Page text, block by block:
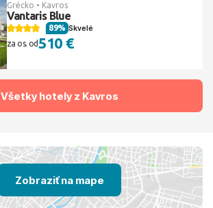
Grécko • Kavros
Vantaris Blue
Skvelé
89%
za os. od510 €
Všetky hotely z Kavros
Zobraziť na mape